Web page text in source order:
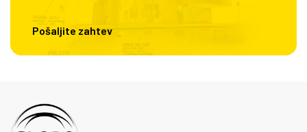
Pošaljite zahtev